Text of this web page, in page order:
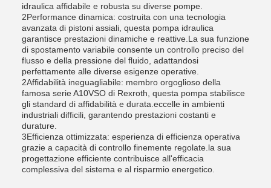
idraulica affidabile e robusta su diverse pompe.
2Performance dinamica: costruita con una tecnologia
avanzata di pistoni assiali, questa pompa idraulica
garantisce prestazioni dinamiche e reattive.La sua funzione
di spostamento variabile consente un controllo preciso del
flusso e della pressione del fluido, adattandosi
perfettamente alle diverse esigenze operative.
2Affidabilità ineguagliabile: membro orgoglioso della
famosa serie A10VSO di Rexroth, questa pompa stabilisce
gli standard di affidabilità e durata.eccelle in ambienti
industriali difficili, garantendo prestazioni costanti e
durature.
3Efficienza ottimizzata: esperienza di efficienza operativa
grazie a capacità di controllo finemente regolate.la sua
progettazione efficiente contribuisce all'efficacia
complessiva del sistema e al risparmio energetico.